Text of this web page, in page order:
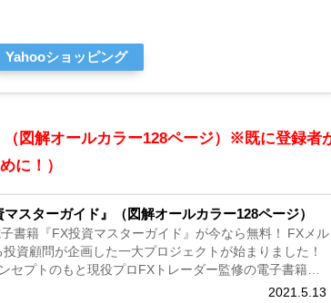
Yahooショッピング
（図解オールカラー128ページ）※既に登録者
に！）
スターガイド』（図解オールカラー128ページ）
2021.5.13
書籍『FX投資マスターガイド』が今なら無料！ FXメル
資顧問が企画した一大プロジェクトが始まりました！
セプトのもと現役プロFXトレーダー監修の電子書籍